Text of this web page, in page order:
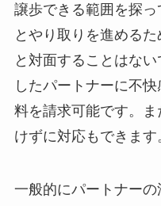
譲歩できる範囲を探
とやり取りを進める
と対面することはな
したパートナーに不
料を請求可能です。
けずに対応もできます
一般的にパートナー